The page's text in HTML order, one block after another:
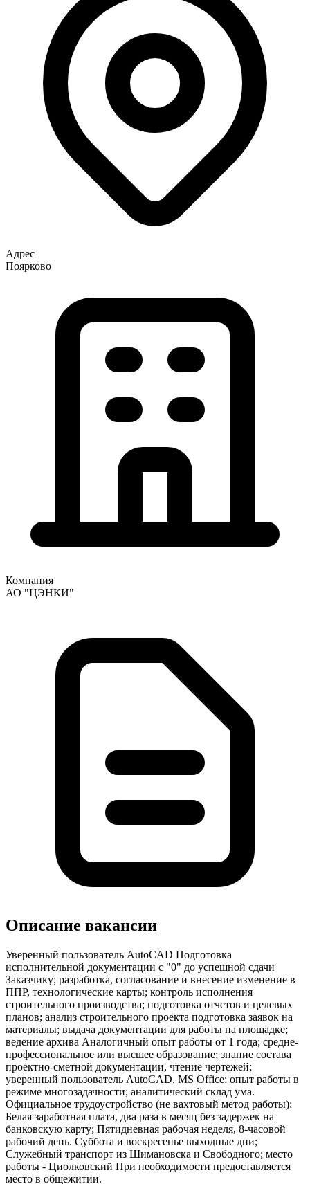
Адрес
Поярково
Компания
АО "ЦЭНКИ"
Описание вакансии
Уверенный пользователь AutoCAD Подготовка
исполнительной документации с "0" до успешной сдачи
Заказчику; разработка, согласование и внесение изменение в
ППР, технологические карты; контроль исполнения
строительного производства; подготовка отчетов и целевых
планов; анализ строительного проекта подготовка заявок на
материалы; выдача документации для работы на площадке;
ведение архива Аналогичный опыт работы от 1 года; средне-
профессиональное или высшее образование; знание состава
проектно-сметной документации, чтение чертежей;
уверенный пользователь AutoCAD, MS Office; опыт работы в
режиме многозадачности; аналитический склад ума.
Официальное трудоустройство (не вахтовый метод работы);
Белая заработная плата, два раза в месяц без задержек на
банковскую карту; Пятидневная рабочая неделя, 8-часовой
рабочий день. Суббота и воскресенье выходные дни;
Служебный транспорт из Шимановска и Свободного; место
работы - Циолковский При необходимости предоставляется
место в общежитии.